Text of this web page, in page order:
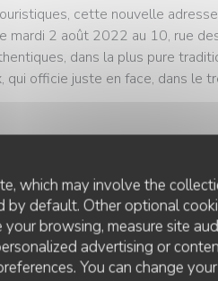
which may involve the
default. Other optional
browsing, measure site
advertising or
You can change
cette nouvelle
mardi 2 août 2022 au 10, rue
dans la plus pure
qui officie juste en face, dans le
le chef lillois sert une cuisine
le goût de cuisiner. Mais
véritable estaminet pour y
cette année, avec la fermeture